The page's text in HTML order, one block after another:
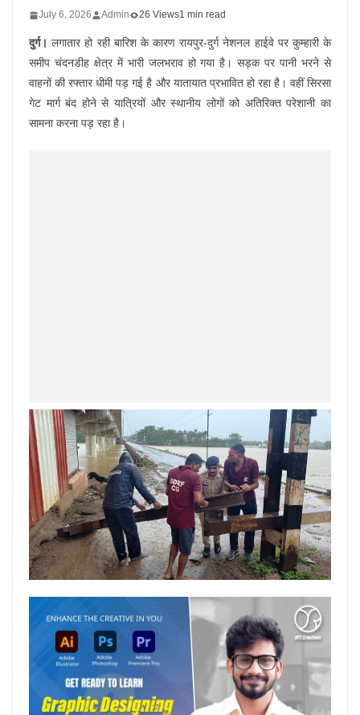
July 6, 2026 Admin 26 Views1 min read
दुर्ग। लगातार हो रही बारिश के कारण रायपुर-दुर्ग नेशनल हाईवे पर कुम्हारी के
समीप चंदनडीह क्षेत्र में भारी जलभराव हो गया है। सड़क पर पानी भरने से
वाहनों की रफ्तार धीमी पड़ गई है और यातायात प्रभावित हो रहा है। वहीं सिरसा
गेट मार्ग बंद होने से यात्रियों और स्थानीय लोगों को अतिरिक्त परेशानी का
सामना करना पड़ रहा है।